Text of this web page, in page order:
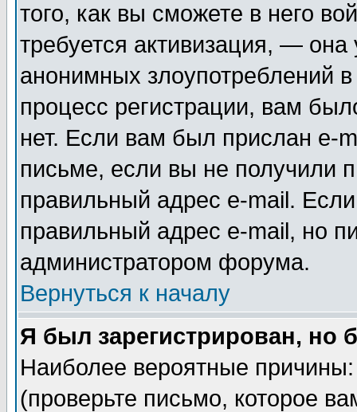
того, как вы сможете в него
требуется активизация, —
анонимных злоупотреблений
процесс регистрации, вам
нет. Если вам был прислан e-
письме, если вы не получили
правильный адрес e-mail.
правильный адрес e-mail, но
администратором форума.
Вернуться к началу
Я был зарегистрирован, но
Наиболее вероятные
(проверьте письмо, которое